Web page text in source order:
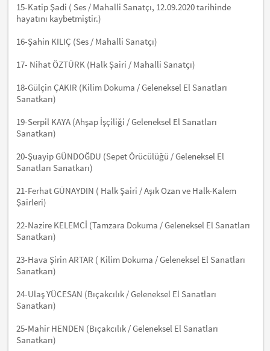
15-Katip Şadi ( Ses / Mahalli Sanatçı, 12.09.2020 tarihinde
hayatını kaybetmiştir.)
16-Şahin KILIÇ (Ses / Mahalli Sanatçı)
17- Nihat ÖZTÜRK (Halk Şairi / Mahalli Sanatçı)
18-Gülçin ÇAKIR (Kilim Dokuma / Geleneksel El Sanatları
Sanatkarı)
19-Serpil KAYA (Ahşap İşçiliği / Geleneksel El Sanatları
Sanatkarı)
20-Şuayip GÜNDOĞDU (Sepet Örücülüğü / Geleneksel El
Sanatları Sanatkarı)
21-Ferhat GÜNAYDIN ( Halk Şairi / Aşık Ozan ve Halk-Kalem
Şairleri)
22-Nazire KELEMCİ (Tamzara Dokuma / Geleneksel El Sanatları
Sanatkarı)
23-Hava Şirin ARTAR ( Kilim Dokuma / Geleneksel El Sanatları
Sanatkarı)
24-Ulaş YÜCESAN (Bıçakcılık / Geleneksel El Sanatları
Sanatkarı)
25-Mahir HENDEN (Bıçakcılık / Geleneksel El Sanatları
Sanatkarı)